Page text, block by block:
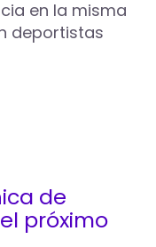
en la misma
deportistas
de
próximo